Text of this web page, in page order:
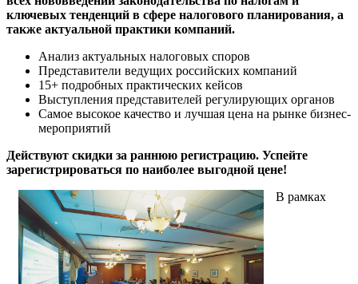
ключевых тенденций в сфере налогового планирования, а
также актуальной практики компаний.
Анализ актуальных налоговых споров
Представители ведущих российских компаний
15+ подробных практических кейсов
Выступления представителей регулирующих органов
Самое высокое качество и лучшая цена на рынке бизнес-
мероприятий
Действуют скидки за раннюю регистрацию. Успейте
зарегистрироваться по наиболее выгодной цене!
В рамках